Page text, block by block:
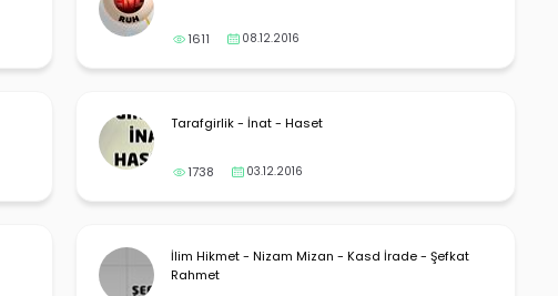
1611 08.12.2016
Tarafgirlik - İnat - Haset
1738 03.12.2016
İlim Hikmet - Nizam Mizan - Kasd İrade - Şefkat
Rahmet